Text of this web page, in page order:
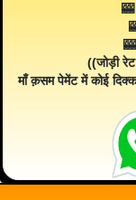
((जोड़ी
माँ क़सम पेमेंट में कोई